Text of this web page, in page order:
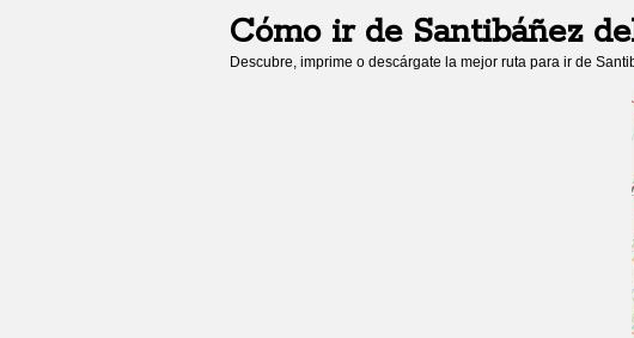
Cómo ir de Santibáñez
Descubre, imprime o descárgate la mejor ruta para ir de